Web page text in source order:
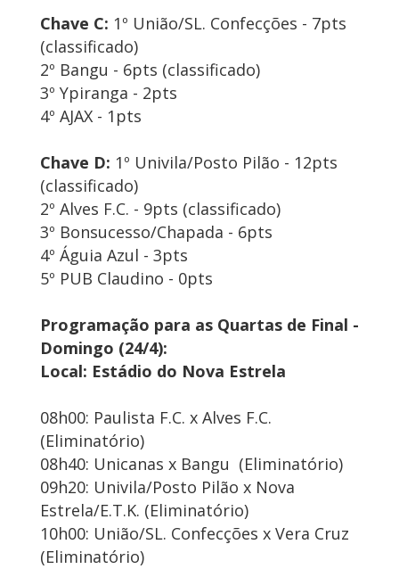
Chave C: 1º União/SL. Confecções - 7pts
(classificado)
2º Bangu - 6pts (classificado)
3º Ypiranga - 2pts
4º AJAX - 1pts
Chave D: 1º Univila/Posto Pilão - 12pts
(classificado)
2º Alves F.C. - 9pts (classificado)
3º Bonsucesso/Chapada - 6pts
4º Águia Azul - 3pts
5º PUB Claudino - 0pts
Programação para as Quartas de Final -
Domingo (24/4):
Local: Estádio do Nova Estrela
08h00: Paulista F.C. x Alves F.C.
(Eliminatório)
08h40: Unicanas x Bangu (Eliminatório)
09h20: Univila/Posto Pilão x Nova
Estrela/E.T.K. (Eliminatório)
10h00: União/SL. Confecções x Vera Cruz
(Eliminatório)